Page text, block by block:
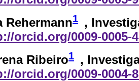
Rehermann1 ,
orcid.org/0009-0005-
Ribeiro1 ,
orcid.org/0009-0004-